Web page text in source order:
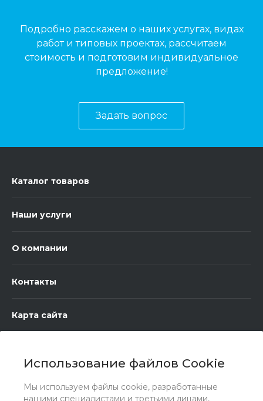
Использование файлов Cookie
Мы используем файлы cookie, разработанные
нашими специалистами и третьими лицами,
Подробно расскажем о наших услугах, видах
работ и типовых проектах, рассчитаем
стоимость и подготовим индивидуальное
предложение!
Задать вопрос
Каталог товаров
Наши услуги
О компании
Контакты
Карта сайта